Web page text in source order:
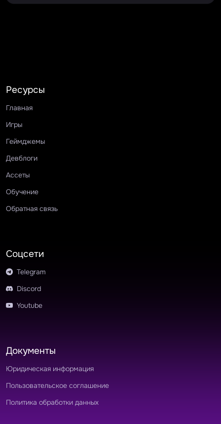
Ресурсы
Главная
Игры
Геймджемы
Девблоги
Ассеты
Обучение
Обратная связь
Соцсети
Telegram
Discord
Youtube
Документы
Юридическая информация
Пользовательское соглашение
Политика обработки данных